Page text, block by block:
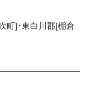
町 ]･東白川郡[棚倉